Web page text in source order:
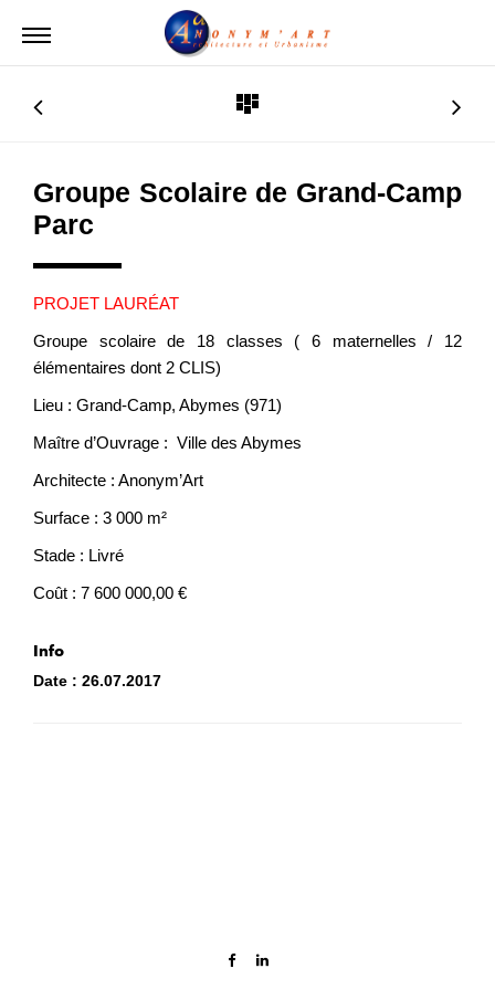
Groupe Scolaire de Grand-Camp
Parc
PROJET LAURÉAT
Groupe scolaire de 18 classes ( 6 maternelles / 12
élémentaires dont 2 CLIS)
Lieu : Grand-Camp, Abymes (971)
Maître d’Ouvrage : Ville des Abymes
Architecte : Anonym’Art
Surface : 3 000 m²
Stade : Livré
Coût : 7 600 000,00 €
Info
Date : 26.07.2017